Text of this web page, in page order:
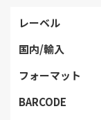
レーベル
国内/輸入
フォーマット
BARCODE